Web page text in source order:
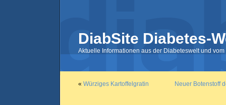
DiabSite Diabetes-
Aktuelle Informationen aus der Diabeteswelt und
« Würziges Kartoffelgratin Neuer Botenstoff